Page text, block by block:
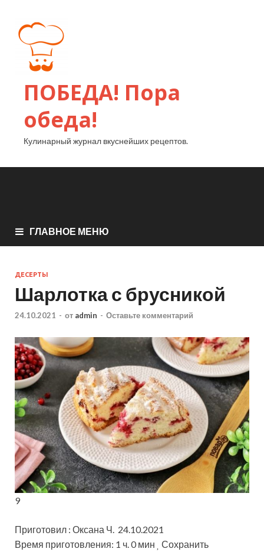
ПОБЕДА! Пора
обеда!
Кулинарный журнал вкуснейших рецептов.
ГЛАВНОЕ МЕНЮ
ДЕСЕРТЫ
Шарлотка с брусникой
24.10.2021 - от admin - Оставьте комментарий
9
Приготовил : Оксана Ч. 24.10.2021
Время приготовления: 1 ч. 0 мин
Сохранить